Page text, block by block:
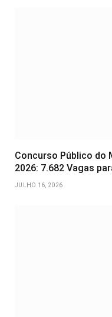
Concurso Público do
2026: 7.682 Vagas
JULHO 16, 2026